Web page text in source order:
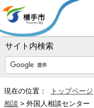
サイト内検索
現在の位置： トップページ
相談 > 外国人相談センター